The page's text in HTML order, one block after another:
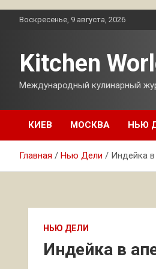
ПерейтиВоскресенье, 9 августа, 2026
Kitchen
Международный кулинарный
КИЕВ МОСКВА НЬЮ
Главная Нью Дели Индейка
НЬЮ ДЕЛИ
Индейка в